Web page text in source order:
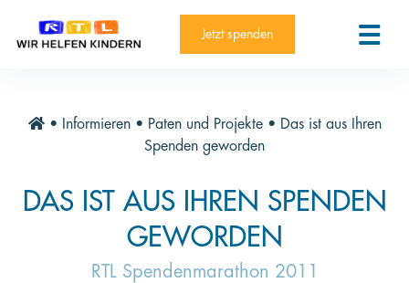
RTL-Spendenmarathon 2025
News
Kontakt
Jetzt spenden
• Informieren• Paten und Projekte• Das ist aus Ihren
Spenden geworden
DAS IST AUS IHREN SPENDEN
GEWORDEN
RTL Spendenmarathon 2011